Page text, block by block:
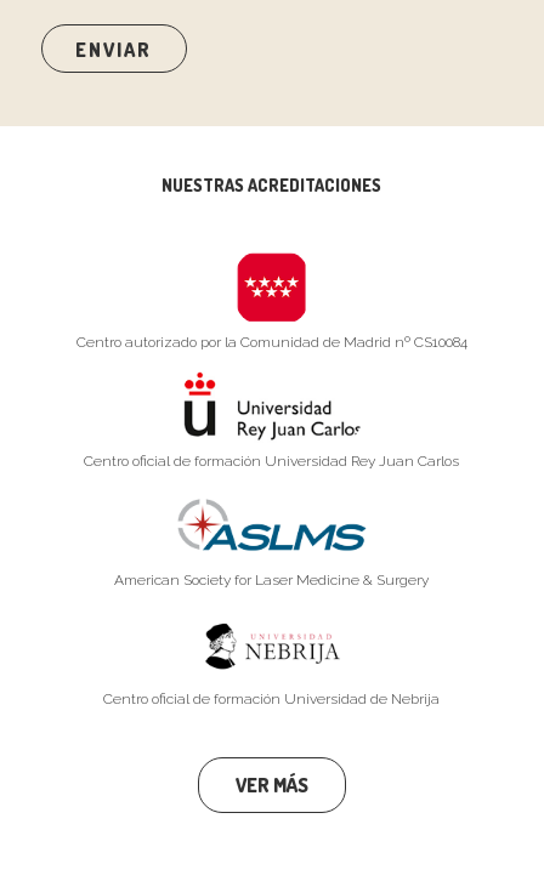
NUESTRAS ACREDITACIONES
Centro autorizado por la Comunidad de Madrid nº CS10084
Centro oficial de formación Universidad Rey Juan Carlos
American Society for Laser Medicine & Surgery
Centro oficial de formación Universidad de Nebrija
VER MÁS